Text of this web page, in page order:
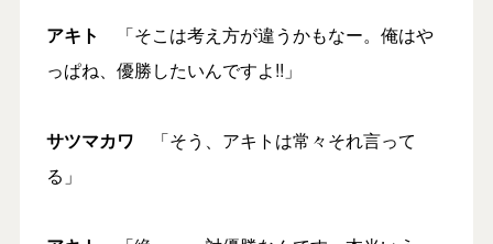
アキト
「そこは考え方が違うかもなー。俺はや
っぱね、優勝したいんですよ!!」
サツマカワ
「そう、アキトは常々それ言って
る」